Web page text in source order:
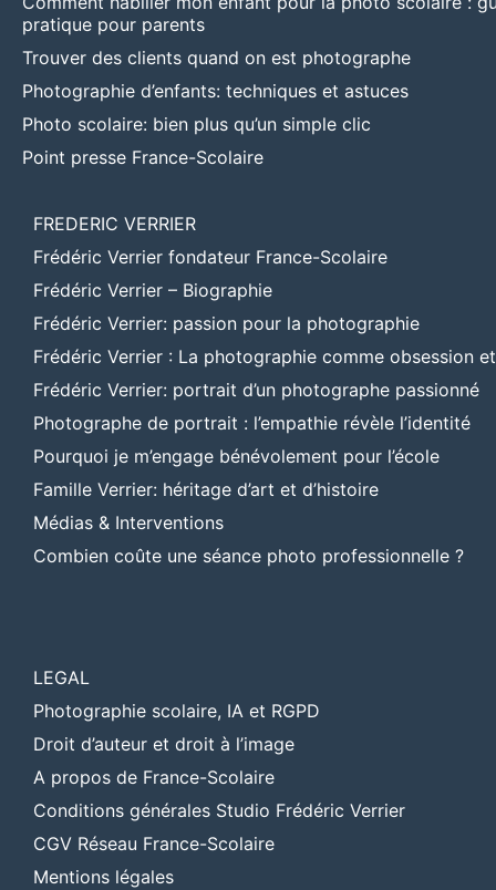
pratique pour parents
Trouver des clients quand on est photographe
Photographie d’enfants: techniques et astuces
Photo scolaire: bien plus qu’un simple clic
Point presse France-Scolaire
FREDERIC VERRIER
Frédéric Verrier fondateur France-Scolaire
Frédéric Verrier – Biographie
Frédéric Verrier: passion pour la photographie
Frédéric Verrier : La photographie comme obsession
Frédéric Verrier: portrait d’un photographe passionné
Photographe de portrait : l’empathie révèle l’identité
Pourquoi je m’engage bénévolement pour l’école
Famille Verrier: héritage d’art et d’histoire
Médias & Interventions
Combien coûte une séance photo professionnelle ?
LEGAL
Photographie scolaire, IA et RGPD
Droit d’auteur et droit à l’image
A propos de France-Scolaire
Conditions générales Studio Frédéric Verrier
CGV Réseau France-Scolaire
Mentions légales